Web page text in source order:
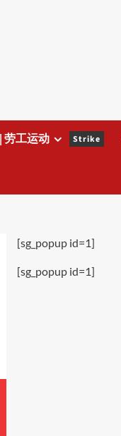
劳工运动 Strike
[sg_popup id=1]
[sg_popup id=1]